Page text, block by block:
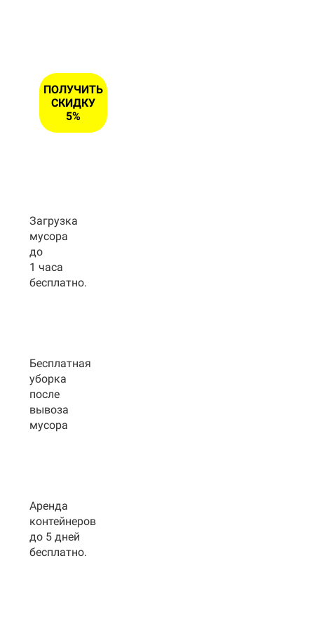
ПОЛУЧИТЬ
СКИДКУ
5%
Загрузка
мусора
до
1 часа
бесплатно.
Бесплатная
уборка
после
вывоза
мусора
Аренда
контейнеров
до 5 дней
бесплатно.